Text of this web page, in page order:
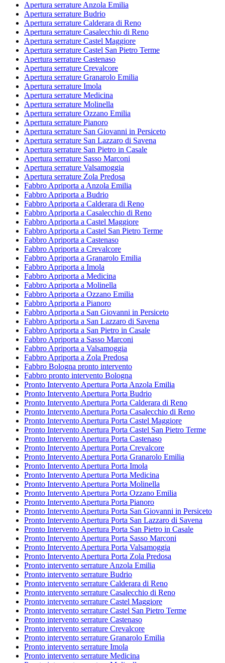
Apertura serrature Anzola Emilia
Apertura serrature Budrio
Apertura serrature Calderara di Reno
Apertura serrature Casalecchio di Reno
Apertura serrature Castel Maggiore
Apertura serrature Castel San Pietro Terme
Apertura serrature Castenaso
Apertura serrature Crevalcore
Apertura serrature Granarolo Emilia
Apertura serrature Imola
Apertura serrature Medicina
Apertura serrature Molinella
Apertura serrature Ozzano Emilia
Apertura serrature Pianoro
Apertura serrature San Giovanni in Persiceto
Apertura serrature San Lazzaro di Savena
Apertura serrature San Pietro in Casale
Apertura serrature Sasso Marconi
Apertura serrature Valsamoggia
Apertura serrature Zola Predosa
Fabbro Apriporta a Anzola Emilia
Fabbro Apriporta a Budrio
Fabbro Apriporta a Calderara di Reno
Fabbro Apriporta a Casalecchio di Reno
Fabbro Apriporta a Castel Maggiore
Fabbro Apriporta a Castel San Pietro Terme
Fabbro Apriporta a Castenaso
Fabbro Apriporta a Crevalcore
Fabbro Apriporta a Granarolo Emilia
Fabbro Apriporta a Imola
Fabbro Apriporta a Medicina
Fabbro Apriporta a Molinella
Fabbro Apriporta a Ozzano Emilia
Fabbro Apriporta a Pianoro
Fabbro Apriporta a San Giovanni in Persiceto
Fabbro Apriporta a San Lazzaro di Savena
Fabbro Apriporta a San Pietro in Casale
Fabbro Apriporta a Sasso Marconi
Fabbro Apriporta a Valsamoggia
Fabbro Apriporta a Zola Predosa
Fabbro Bologna pronto intervento
Fabbro pronto intervento Bologna
Pronto Intervento Apertura Porta Anzola Emilia
Pronto Intervento Apertura Porta Budrio
Pronto Intervento Apertura Porta Calderara di Reno
Pronto Intervento Apertura Porta Casalecchio di Reno
Pronto Intervento Apertura Porta Castel Maggiore
Pronto Intervento Apertura Porta Castel San Pietro Terme
Pronto Intervento Apertura Porta Castenaso
Pronto Intervento Apertura Porta Crevalcore
Pronto Intervento Apertura Porta Granarolo Emilia
Pronto Intervento Apertura Porta Imola
Pronto Intervento Apertura Porta Medicina
Pronto Intervento Apertura Porta Molinella
Pronto Intervento Apertura Porta Ozzano Emilia
Pronto Intervento Apertura Porta Pianoro
Pronto Intervento Apertura Porta San Giovanni in Persiceto
Pronto Intervento Apertura Porta San Lazzaro di Savena
Pronto Intervento Apertura Porta San Pietro in Casale
Pronto Intervento Apertura Porta Sasso Marconi
Pronto Intervento Apertura Porta Valsamoggia
Pronto Intervento Apertura Porta Zola Predosa
Pronto intervento serrature Anzola Emilia
Pronto intervento serrature Budrio
Pronto intervento serrature Calderara di Reno
Pronto intervento serrature Casalecchio di Reno
Pronto intervento serrature Castel Maggiore
Pronto intervento serrature Castel San Pietro Terme
Pronto intervento serrature Castenaso
Pronto intervento serrature Crevalcore
Pronto intervento serrature Granarolo Emilia
Pronto intervento serrature Imola
Pronto intervento serrature Medicina